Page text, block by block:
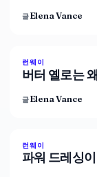
글Elena Vance
런웨이
버터 옐로는
글Elena Vance
런웨이
파워 드레싱